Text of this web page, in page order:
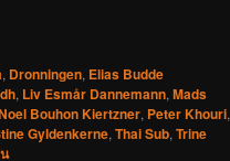
, Dronningen, Elias Budde
, Liv Esmår Dannemann, Mads
Bouhon Kiertzner, Peter Khouri,
Gyldenkerne, Thai Sub, Trine